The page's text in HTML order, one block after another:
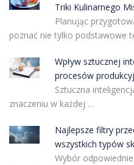
Triki Kulinarnego
Planując
poznać nie tylko podstawowe
Wpływ sztucznej
procesów
Sztuczna
znaczeniu w każdej …
Najlepsze filtry
wszystkich typów
Wybór